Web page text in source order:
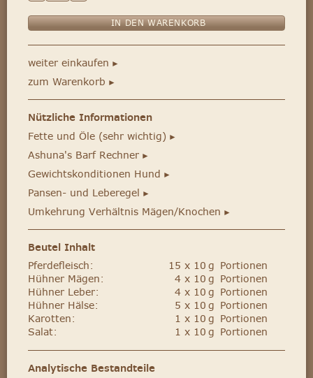
weiter einkaufen ►
zum Warenkorb ►
Nützliche Informationen
Fette und Öle (sehr wichtig) ►
Ashuna's Barf Rechner ►
Gewichtskonditionen Hund ►
Pansen- und Leberegel ►
Umkehrung Verhältnis Mägen/Knochen ►
Beutel Inhalt
Pferdefleisch:
15 x 10 g Portionen
Hühner Mägen:
4 x 10 g Portionen
Hühner Leber:
4 x 10 g Portionen
Hühner Hälse:
5 x 10 g Portionen
Karotten:
1 x 10 g Portionen
Salat:
1 x 10 g Portionen
Analytische Bestandteile